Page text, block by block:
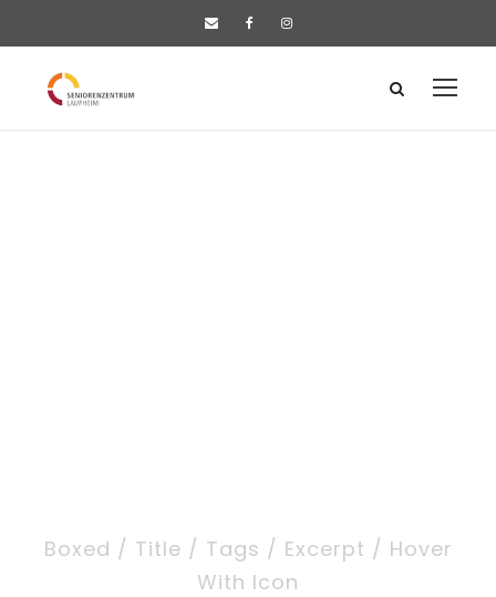
Boxed / Title / Tags / Excerpt / Hover
With Icon